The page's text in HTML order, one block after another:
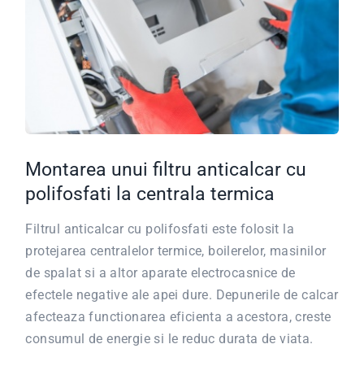
Montarea unui filtru anticalcar cu
polifosfati la centrala termica
Filtrul anticalcar cu polifosfati este folosit la
protejarea centralelor termice, boilerelor, masinilor
de spalat si a altor aparate electrocasnice de
efectele negative ale apei dure. Depunerile de calcar
afecteaza functionarea eficienta a acestora, creste
consumul de energie si le reduc durata de viata.